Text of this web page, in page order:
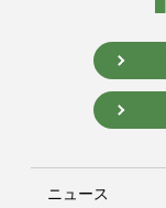
ニュース